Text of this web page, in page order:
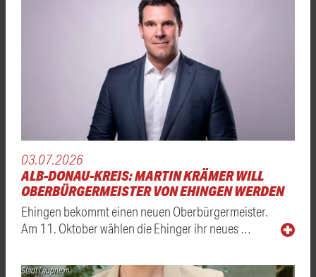
03.07.2026
ALB-DONAU-KREIS: MARTIN KRÄMER WILL
OBERBÜRGERMEISTER VON EHINGEN WERDEN
Ehingen bekommt einen neuen Oberbürgermeister.
Am 11. Oktober wählen die Ehinger ihr neues …
Stadt Laupheim